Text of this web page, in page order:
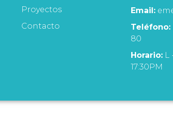
Proyectos
Contacto
Email:
Teléfono:
80
Horario: L
17:30PM